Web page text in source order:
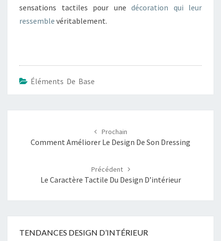
sensations tactiles pour une décoration qui leur
ressemble véritablement.
Éléments De Base
Comment Améliorer Le Design De Son Dressing
Le Caractère Tactile Du Design D’intérieur
TENDANCES DESIGN D’INTÉRIEUR